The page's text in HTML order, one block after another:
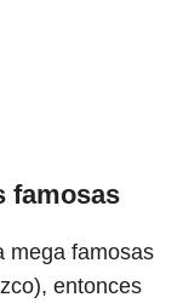
famosas
mega famosas
entonces